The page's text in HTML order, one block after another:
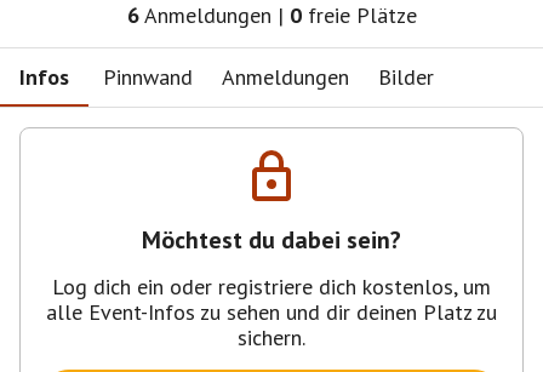
6Anmeldungen | 0 freie Plätze
Infos Pinnwand Anmeldungen Bilder
Möchtest du dabei sein?
Log dich ein oder registriere dich kostenlos, um
alle Event-Infos zu sehen und dir deinen Platz zu
sichern.